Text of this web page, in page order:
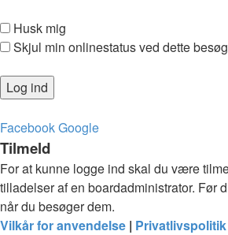
Husk mig
Skjul min onlinestatus ved dette besøg
FacebookGoogle
Tilmeld
For at kunne logge ind skal du være
tilladelser af en boardadministrator. Før
når du besøger dem.
Vilkår for anvendelse | Privatlivspolitik